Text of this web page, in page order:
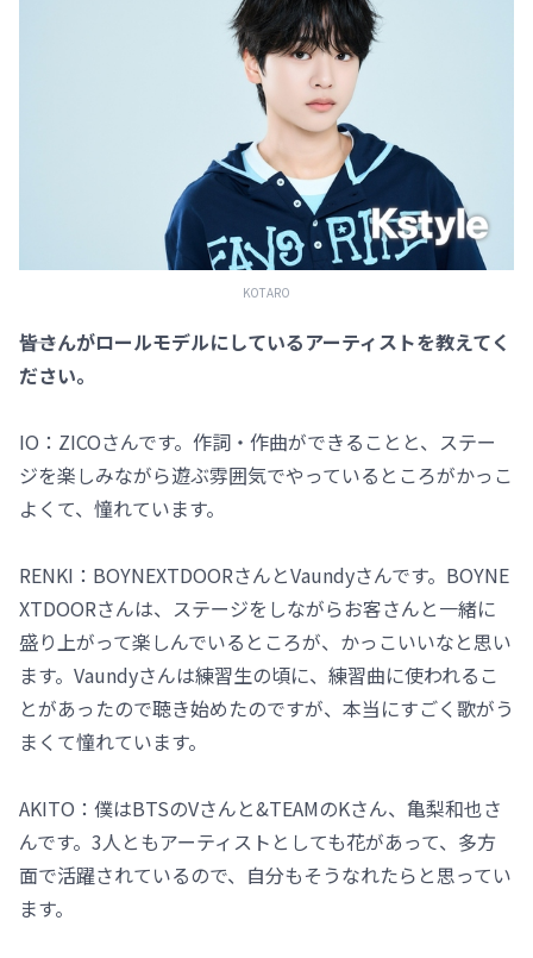
KOTARO
――皆さんがロールモデルにしているアーティストを教えてく
ださい。
IO：ZICOさんです。作詞・作曲ができることと、ステー
ジを楽しみながら遊ぶ雰囲気でやっているところがかっこ
よくて、憧れています。
RENKI：BOYNEXTDOORさんとVaundyさんです。BOYNE
XTDOORさんは、ステージをしながらお客さんと一緒に
盛り上がって楽しんでいるところが、かっこいいなと思い
ます。Vaundyさんは練習生の頃に、練習曲に使われるこ
とがあったので聴き始めたのですが、本当にすごく歌がう
まくて憧れています。
AKITO：僕はBTSのVさんと&TEAMのKさん、亀梨和也さ
んです。3人ともアーティストとしても花があって、多方
面で活躍されているので、自分もそうなれたらと思ってい
ます。